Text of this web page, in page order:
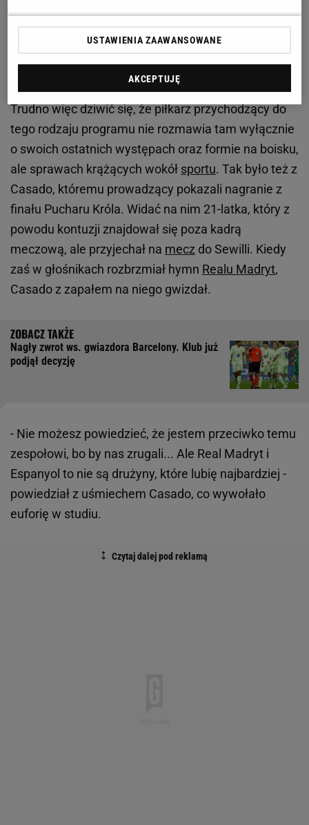
Casado szczerze o "sympatii" do Realu, Yamalu i...
swoim pierwszym razie
Trudno więc dziwić się, że piłkarz przychodzący do
tego rodzaju programu nie rozmawia tam wyłącznie
o swoich ostatnich występach oraz formie na boisku,
ale sprawach krążących wokół sportu. Tak było też z
Casado, któremu prowadzący pokazali nagranie z
finału Pucharu Króla. Widać na nim 21-latka, który z
powodu kontuzji znajdował się poza kadrą
meczową, ale przyjechał na mecz do Sewilli. Kiedy
zaś w głośnikach rozbrzmiał hymn Realu Madryt,
Casado z zapałem na niego gwizdał.
Nagły zwrot ws. gwiazdora Barcelony. Klub już
podjął decyzję
- Nie możesz powiedzieć, że jestem przeciwko temu
zespołowi, bo by nas zrugali... Ale Real Madryt i
Espanyol to nie są drużyny, które lubię najbardziej -
powiedział z uśmiechem Casado, co wywołało
euforię w studiu.
USTAWIENIA ZAAWANSOWANE
AKCEPTUJĘ